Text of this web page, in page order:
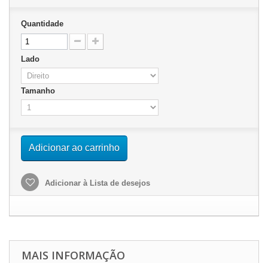
Quantidade
Lado
Tamanho
Adicionar ao carrinho
Adicionar à Lista de desejos
MAIS INFORMAÇÃO